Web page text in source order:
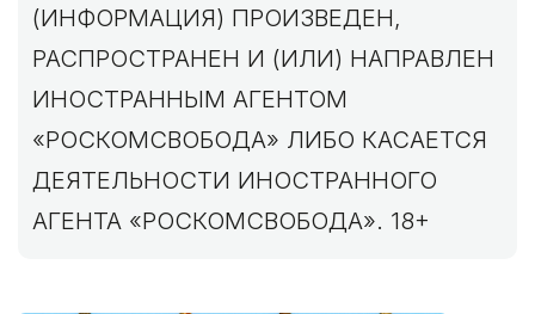
(ИНФОРМАЦИЯ) ПРОИЗВЕДЕН,
РАСПРОСТРАНЕН И (ИЛИ) НАПРАВЛЕН
ИНОСТРАННЫМ АГЕНТОМ
«РОСКОМСВОБОДА» ЛИБО КАСАЕТСЯ
ДЕЯТЕЛЬНОСТИ ИНОСТРАННОГО
АГЕНТА «РОСКОМСВОБОДА». 18+